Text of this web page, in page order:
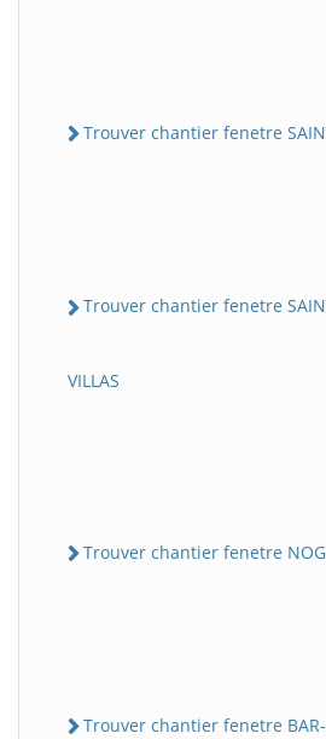
Trouver chantier fenetre
Trouver chantier fenetre
VILLAS
Trouver chantier fenetre
Trouver chantier fenetre BAR-